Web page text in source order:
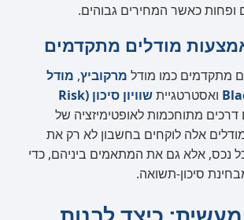
ופחות כאשר המחירים גבוהים.
מתקדמים כמו מודל מרקוביץ, מודל
ואסטרטגיית
שוויון סיכון (Risk
מתוחכמות לאופטימיזציה של
אלה לוקחים בחשבון לא רק את
נכס, אלא גם את המתאמים ביניהם, כדי
סיכון-תשואה.